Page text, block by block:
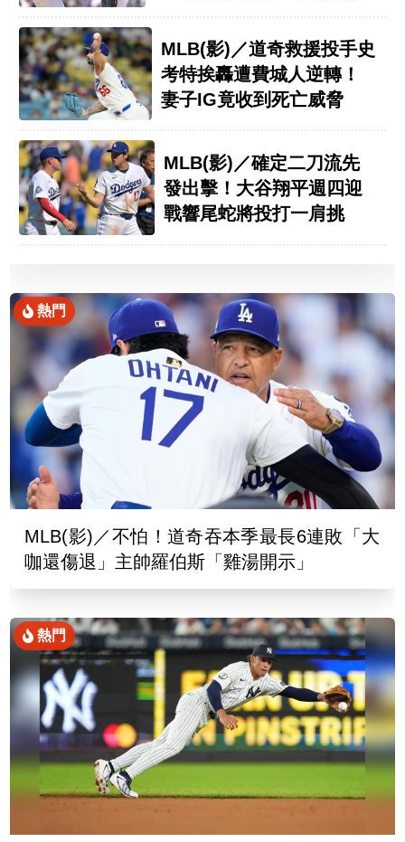
MLB(影)／道奇救援投手史
考特挨轟遭費城人逆轉！
妻子IG竟收到死亡威脅
MLB(影)／確定二刀流先
發出擊！大谷翔平週四迎
戰響尾蛇將投打一肩挑
熱門
MLB(影)／不怕！道奇吞本季最長6連敗「大
咖還傷退」主帥羅伯斯「雞湯開示」
熱門